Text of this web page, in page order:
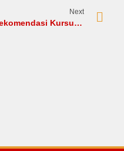
Next
Rekomendasi Kursus Mekanik Mobil Injeksi Terbaik